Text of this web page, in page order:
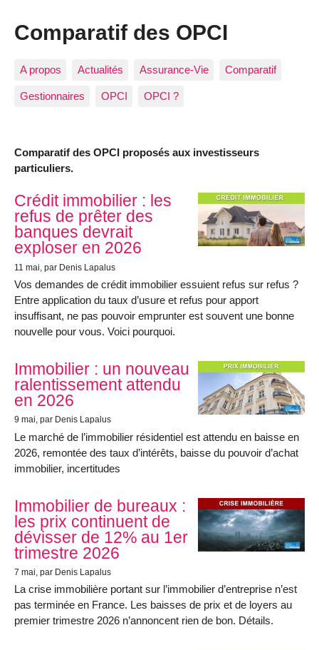
Comparatif des OPCI
A propos Actualités Assurance-Vie Comparatif
Gestionnaires OPCI OPCI ?
Comparatif des OPCI proposés aux investisseurs
particuliers.
Articles les plus récents
Crédit immobilier : les
refus de prêter des
banques devrait
exploser en 2026
11 mai , par Denis Lapalus
Vos demandes de crédit immobilier essuient refus sur refus ?
Entre application du taux d’usure et refus pour apport
insuffisant, ne pas pouvoir emprunter est souvent une bonne
nouvelle pour vous. Voici pourquoi.
Immobilier : un nouveau
ralentissement attendu
en 2026
9 mai, par Denis Lapalus
Le marché de l’immobilier résidentiel est attendu en baisse en
2026, remontée des taux d’intérêts, baisse du pouvoir d’achat
immobilier, incertitudes
Immobilier de bureaux :
les prix continuent de
dévisser de 12% au 1er
trimestre 2026
7 mai, par Denis Lapalus
La crise immobilière portant sur l’immobilier d’entreprise n’est
pas terminée en France. Les baisses de prix et de loyers au
premier trimestre 2026 n’annoncent rien de bon. Détails.